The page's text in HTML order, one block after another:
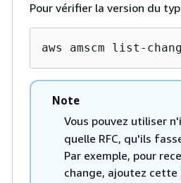
Pour vérifier la version du
aws amscm list-
Note
Vous pouvez utiliser
quelle RFC, qu'ils
Par exemple, pour
change, ajoutez cette